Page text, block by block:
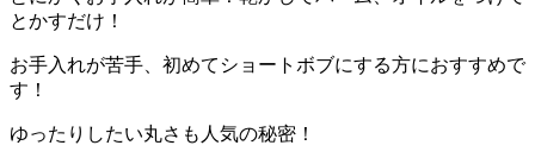
とかすだけ！
お手入れが苦手、初めてショートボブにする方におすすめで
す！
ゆったりしたい丸さも人気の秘密！